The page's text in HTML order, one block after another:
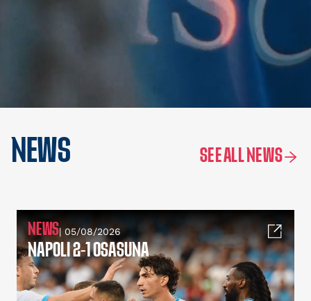
NEWS SEE ALL NEWS
NEWS| 05/08/2026
NAPOLI 2-1 OSASUNA